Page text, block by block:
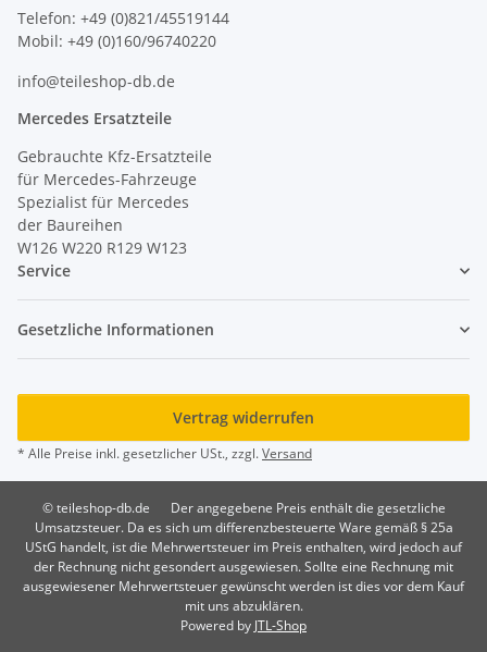
Telefon: +49 (0)821/45519144
Mobil: +49 (0)160/96740220
info@teileshop-db.de
Mercedes Ersatzteile
Gebrauchte Kfz-Ersatzteile
für Mercedes-Fahrzeuge
Spezialist für Mercedes
der Baureihen
W126 W220 R129 W123
Service
Gesetzliche Informationen
Vertrag widerrufen
* Alle Preise inkl. gesetzlicher USt., zzgl.Versand
© teileshop-db.de
Der angegebene Preis enthält die gesetzliche
Umsatzsteuer. Da es sich um differenzbesteuerte Ware gemäß § 25a
UStG handelt, ist die Mehrwertsteuer im Preis enthalten, wird jedoch auf
der Rechnung nicht gesondert ausgewiesen. Sollte eine Rechnung mit
ausgewiesener Mehrwertsteuer gewünscht werden ist dies vor dem Kauf
mit uns abzuklären.
Powered by JTL-Shop